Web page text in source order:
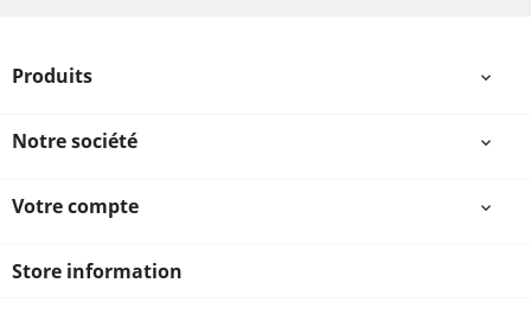
Produits 
Notre société 
Votre compte 
Store information